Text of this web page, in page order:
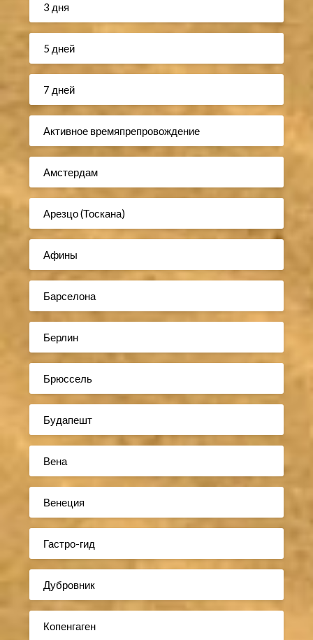
3 дня
5 дней
7 дней
Активное времяпрепровождение
Амстердам
Арезцо (Тоскана)
Афины
Барселона
Берлин
Брюссель
Будапешт
Вена
Венеция
Гастро-гид
Дубровник
Копенгаген